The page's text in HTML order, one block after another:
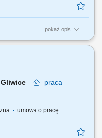
pokaż opis
stanu technicznego
technicznego obiektu i
na zaistniałe usterki i
Gliwice
praca
umowa o pracę